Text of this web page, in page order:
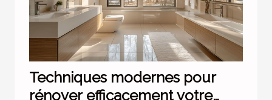
Techniques modernes pour
rénover efficacement votre